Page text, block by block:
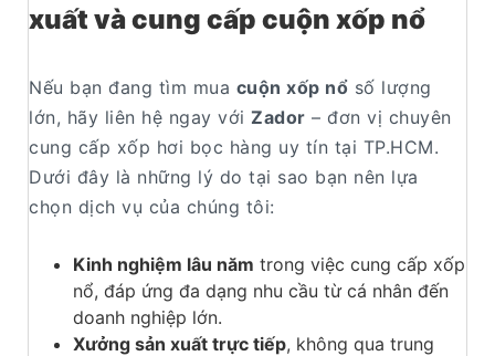
xuất và cung cấp cuộn xốp nổ
Nếu bạn đang tìm mua cuộn xốp nổ số lượng
lớn, hãy liên hệ ngay với Zador – đơn vị chuyên
cung cấp xốp hơi bọc hàng uy tín tại TP.HCM.
Dưới đây là những lý do tại sao bạn nên lựa
chọn dịch vụ của chúng tôi:
Kinh nghiệm lâu năm trong việc cung cấp xốp
nổ, đáp ứng đa dạng nhu cầu từ cá nhân đến
doanh nghiệp lớn.
Xưởng sản xuất trực tiếp, không qua trung